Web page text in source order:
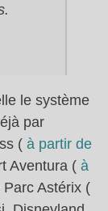
le système
par
( à partir de
Aventura ( à
Astérix (